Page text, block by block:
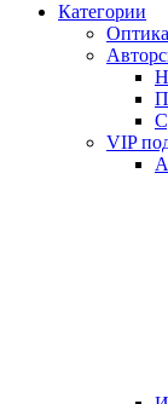
Категории
Оптика
VIP